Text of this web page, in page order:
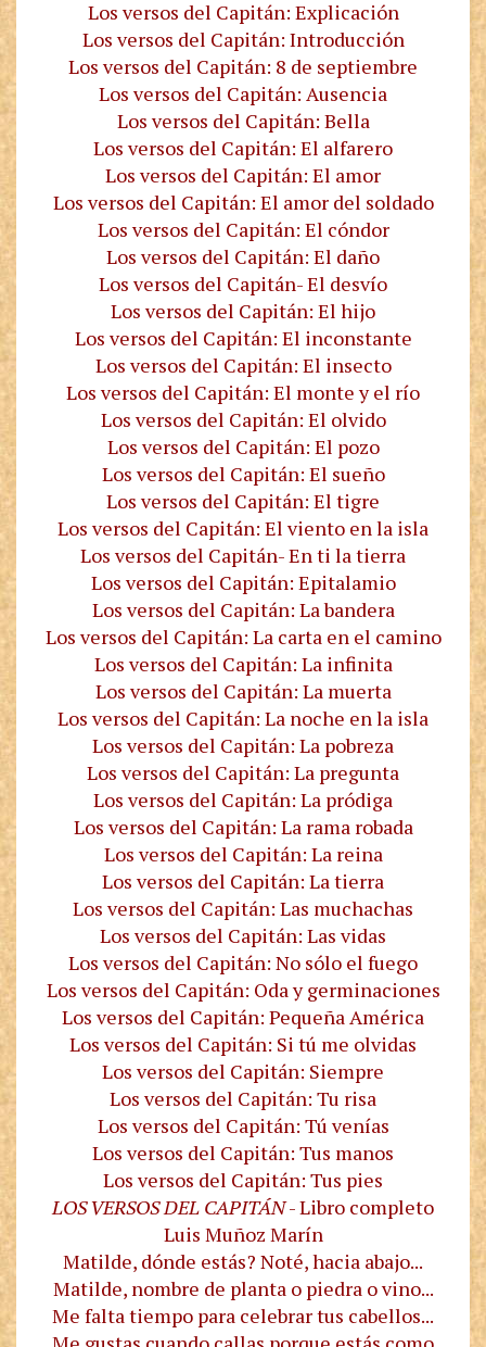
Los versos del Capitán: Explicación
Los versos del Capitán: Introducción
Los versos del Capitán: 8 de septiembre
Los versos del Capitán: Ausencia
Los versos del Capitán: Bella
Los versos del Capitán: El alfarero
Los versos del Capitán: El amor
Los versos del Capitán: El amor del soldado
Los versos del Capitán: El cóndor
Los versos del Capitán: El daño
Los versos del Capitán- El desvío
Los versos del Capitán: El hijo
Los versos del Capitán: El inconstante
Los versos del Capitán: El insecto
Los versos del Capitán: El monte y el río
Los versos del Capitán: El olvido
Los versos del Capitán: El pozo
Los versos del Capitán: El sueño
Los versos del Capitán: El tigre
Los versos del Capitán: El viento en la isla
Los versos del Capitán- En ti la tierra
Los versos del Capitán: Epitalamio
Los versos del Capitán: La bandera
Los versos del Capitán: La carta en el camino
Los versos del Capitán: La infinita
Los versos del Capitán: La muerta
Los versos del Capitán: La noche en la isla
Los versos del Capitán: La pobreza
Los versos del Capitán: La pregunta
Los versos del Capitán: La pródiga
Los versos del Capitán: La rama robada
Los versos del Capitán: La reina
Los versos del Capitán: La tierra
Los versos del Capitán: Las muchachas
Los versos del Capitán: Las vidas
Los versos del Capitán: No sólo el fuego
Los versos del Capitán: Oda y germinaciones
Los versos del Capitán: Pequeña América
Los versos del Capitán: Si tú me olvidas
Los versos del Capitán: Siempre
Los versos del Capitán: Tu risa
Los versos del Capitán: Tú venías
Los versos del Capitán: Tus manos
Los versos del Capitán: Tus pies
LOS VERSOS DEL CAPITÁN- Libro completo
Luis Muñoz Marín
Matilde, dónde estás? Noté, hacia abajo...
Matilde, nombre de planta o piedra o vino...
Me falta tiempo para celebrar tus cabellos...